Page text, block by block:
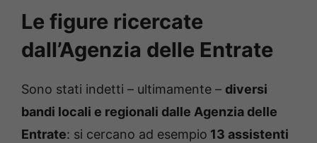
Le figure ricercate
dall’Agenzia delle Entrate
Sono stati indetti – ultimamente – diversi
bandi locali e regionali dalle Agenzia delle
Entrate: si cercano ad esempio 13 assistenti